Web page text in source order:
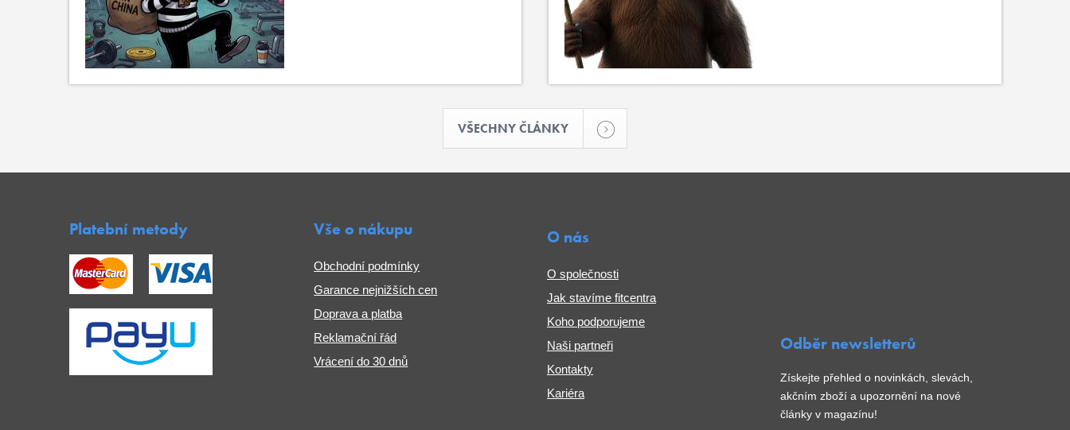
VŠECHNY ČLÁNKY
Platební metody Vše o nákupu
Obchodní podmínky
Garance nejnižších cen
Doprava a platba
Reklamační řád
Vrácení do 30 dnů
O nás
O společnosti
Jak stavíme fitcentra
Koho podporujeme
Naši partneři
Kontakty
Kariéra
Odběr newsletterů
Získejte přehled o novinkách, slevách,
akčním zboží a upozornění na nové
články v magazínu!